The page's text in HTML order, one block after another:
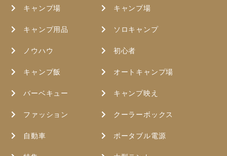
キャンプ場
キャンプ用品
ノウハウ
キャンプ飯
バーベキュー
ファッション
自動車
キャンプ場
ソロキャンプ
初心者
オートキャンプ場
キャンプ映え
クーラーボックス
ポータブル電源